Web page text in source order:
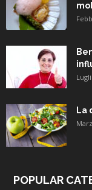
La
POPULAR